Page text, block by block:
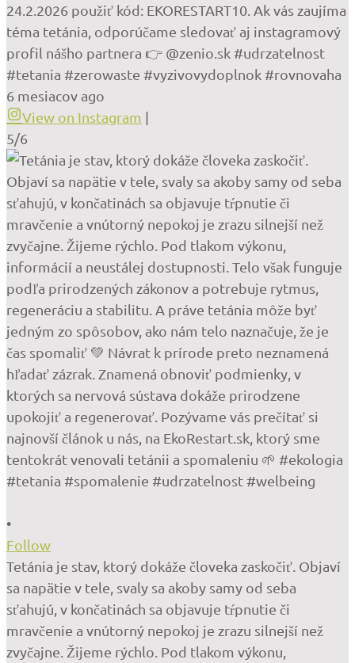
24.2.2026 použiť kód: EKORESTART10. Ak vás zaujíma
téma tetánia, odporúčame sledovať aj instagramový
profil nášho partnera 👉 @zenio.sk #udrzatelnost
#tetania #zerowaste #vyzivovydoplnok #rovnovaha
6 mesiacov ago
View on Instagram |
5/6
•
Follow
Tetánia je stav, ktorý dokáže človeka zaskočiť. Objaví
sa napätie v tele, svaly sa akoby samy od seba
sťahujú, v končatinách sa objavuje tŕpnutie či
mravčenie a vnútorný nepokoj je zrazu silnejší než
zvyčajne. Žijeme rýchlo. Pod tlakom výkonu,